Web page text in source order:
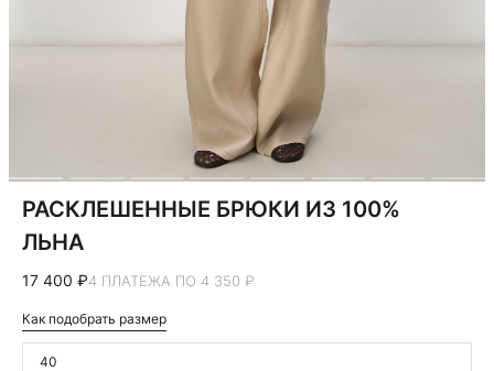
РАСКЛЕШЕННЫЕ БРЮКИ ИЗ 100%
ЛЬНА
17 400 ₽4 ПЛАТЕЖА ПО 4 350 ₽
Как подобрать размер
40